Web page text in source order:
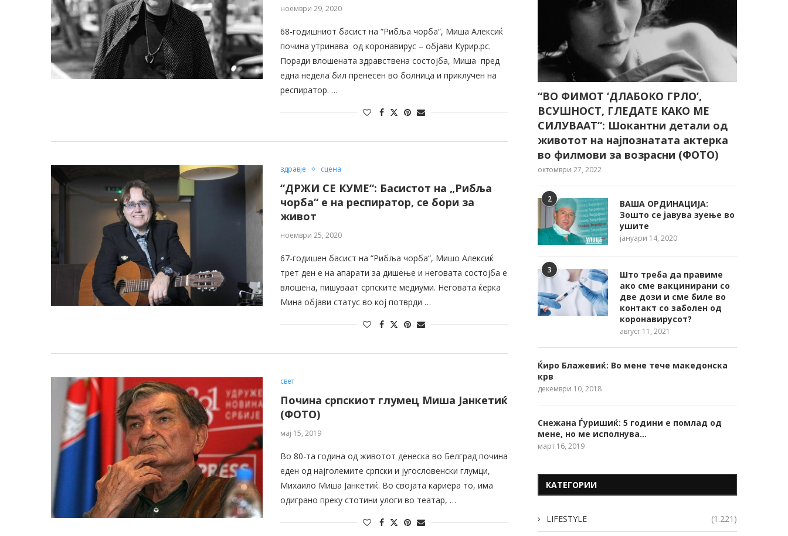
ноември 29, 2020
68-годишниот басист на “Рибља чорба“, Миша Алексиќ
почина утринава од коронавирус – објави Курир.рс.
Поради влошената здравствена состојба, Миша пред
една недела бил пренесен во болница и приклучен на
респиратор. …
здравје сцена
“ДРЖИ СЕ КУМЕ“: Басистот на „Рибља
чорба“ е на респиратор, се бори за
живот
ноември 25, 2020
67-годишен басист на “Рибља чорба“, Мишо Алексиќ
трет ден е на апарати за дишење и неговата состојба е
влошена, пишуваат српските медиуми. Неговата ќерка
Мина објави статус во кој потврди …
свет
Почина српскиот глумец Миша Јанкетиќ
(ФОТО)
мај 15, 2019
Во 80-та година од животот денеска во Белград почина
еден од најголемите српски и југословенски глумци,
Михаило Миша Јанкетиќ. Во својата кариера то, има
одиграно преку стотини улоги во театар, …
“ВО ФИМОТ ‘ДЛАБОКО ГРЛО’,
ВСУШНОСТ, ГЛЕДАТЕ КАКО МЕ
СИЛУВААТ“: Шокантни детали од
животот на најпознатата актерка
во филмови за возрасни (ФОТО)
октомври 27, 2022
2
ВАША ОРДИНАЦИЈА:
Зошто се јавува зуење во
ушите
јануари 14, 2020
3
Што треба да правиме
ако сме вакцинирани со
две дози и сме биле во
контакт со заболен од
коронавирусот?
август 11, 2021
Ќиро Блажевиќ: Во мене тече македонска
крв
декември 10, 2018
Снежана Ѓуришиќ: 5 години е помлад од
мене, но ме исполнува…
март 16, 2019
КАТЕГОРИИ
LIFESTYLE (1.221)